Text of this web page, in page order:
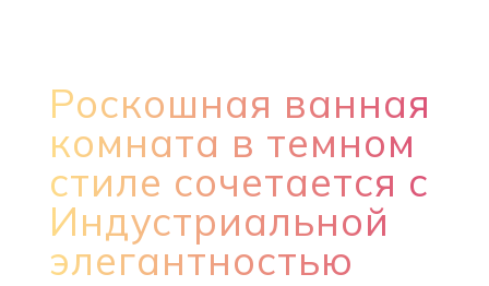
Роскошная ванная
комната в темном
стиле сочетается с
Индустриальной
элегантностью